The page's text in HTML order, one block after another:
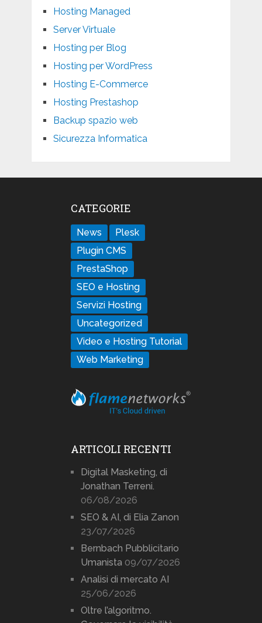
Hosting Managed
Server Virtuale
Hosting per Blog
Hosting per WordPress
Hosting E-Commerce
Hosting Prestashop
Backup spazio web
Sicurezza Informatica
CATEGORIE
News
Plesk
Plugin CMS
PrestaShop
SEO e Hosting
Servizi Hosting
Uncategorized
Video e Hosting Tutorial
Web Marketing
ARTICOLI RECENTI
Digital Masketing, di
Jonathan Terreni.
06/08/2026
SEO & AI, di Elia Zanon
23/07/2026
Bernbach Pubblicitario
Umanista 09/07/2026
Analisi di mercato AI
25/06/2026
Oltre l’algoritmo.